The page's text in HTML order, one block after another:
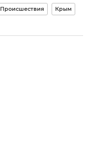
Происшествия Крым